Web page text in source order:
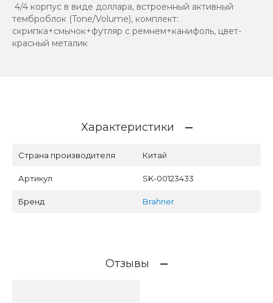
4/4 корпус в виде доллара, встроенный активный
темброблок (Tone/Volume), комплект:
скрипка+смычок+футляр с ремнем+канифоль, цвет-
красный металик
Характеристики
Страна производителя Китай
Артикул SK-00123433
Бренд Brahner
Отзывы